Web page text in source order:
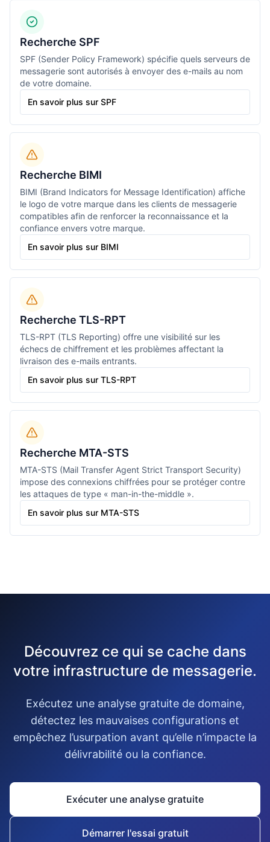
Recherche SPF
SPF (Sender Policy Framework) spécifie quels serveurs de
messagerie sont autorisés à envoyer des e-mails au nom
de votre domaine.
En savoir plus sur SPF
Recherche BIMI
BIMI (Brand Indicators for Message Identification) affiche
le logo de votre marque dans les clients de messagerie
compatibles afin de renforcer la reconnaissance et la
confiance envers votre marque.
En savoir plus sur BIMI
Recherche TLS-RPT
TLS-RPT (TLS Reporting) offre une visibilité sur les
échecs de chiffrement et les problèmes affectant la
livraison des e-mails entrants.
En savoir plus sur TLS-RPT
Recherche MTA-STS
MTA-STS (Mail Transfer Agent Strict Transport Security)
impose des connexions chiffrées pour se protéger contre
les attaques de type « man-in-the-middle ».
En savoir plus sur MTA-STS
Découvrez ce qui se cache dans
votre infrastructure de messagerie.
Exécutez une analyse gratuite de domaine,
détectez les mauvaises configurations et
empêchez l’usurpation avant qu’elle n’impacte la
délivrabilité ou la confiance.
Exécuter une analyse gratuite
Démarrer l'essai gratuit